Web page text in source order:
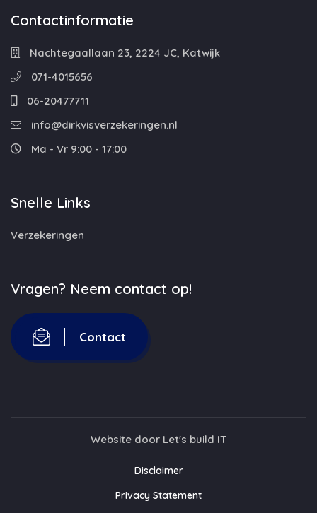
Contactinformatie
Nachtegaallaan 23, 2224 JC, Katwijk
071-4015656
06-20477711
info@dirkvisverzekeringen.nl
Ma - Vr 9:00 - 17:00
Snelle Links
Verzekeringen
Vragen? Neem contact op!
Contact
Website door Let's build IT
Disclaimer
Privacy Statement